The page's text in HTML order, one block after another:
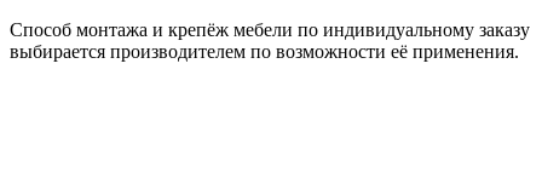
Способ монтажа и крепёж мебели по индивидуальному заказу
выбирается производителем по возможности её применения.